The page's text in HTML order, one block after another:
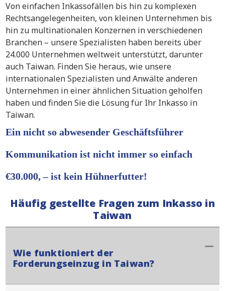
Von einfachen Inkassofällen bis hin zu komplexen
Rechtsangelegenheiten, von kleinen Unternehmen bis
hin zu multinationalen Konzernen in verschiedenen
Branchen – unsere Spezialisten haben bereits über
24.000 Unternehmen weltweit unterstützt, darunter
auch Taiwan. Finden Sie heraus, wie unsere
internationalen Spezialisten und Anwälte anderen
Unternehmen in einer ähnlichen Situation geholfen
haben und finden Sie die Lösung für Ihr Inkasso in
Taiwan.
Ein nicht so abwesender Geschäftsführer
Kommunikation ist nicht immer so einfach
€30.000, – ist kein Hühnerfutter!
Häufig gestellte Fragen zum Inkasso in
Taiwan
Wie funktioniert der
Forderungseinzug in Taiwan?